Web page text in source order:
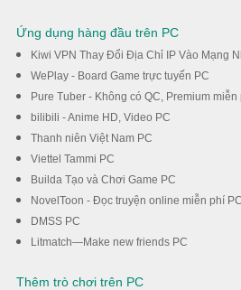
Ứng dụng hàng đầu trên PC
Kiwi VPN Thay Đổi Địa Chỉ IP Vào Mạng
WePlay - Board Game trực tuyến PC
Pure Tuber - Không có QC, Premium miễn
bilibili - Anime HD, Video PC
Thanh niên Việt Nam PC
Viettel Tammi PC
Builda Tạo và Chơi Game PC
NovelToon - Đọc truyện online miễn phí PC
DMSS PC
Litmatch—Make new friends PC
Thêm trò chơi trên PC